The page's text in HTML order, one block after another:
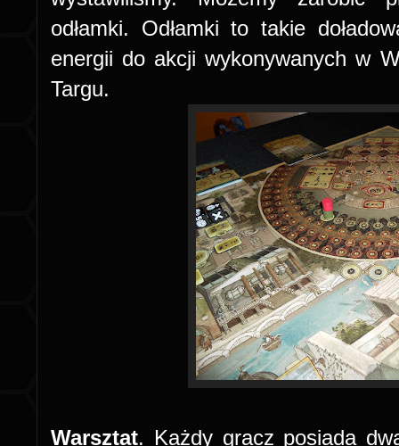
odłamki. Odłamki to takie
energii do akcji wykonywanych w
Targu.
Warsztat. Każdy gracz posiada